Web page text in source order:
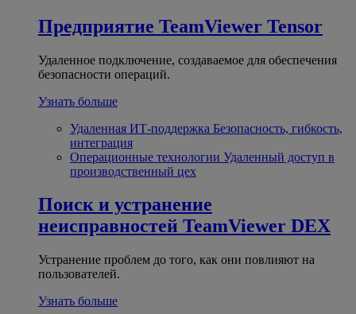
Предприятие TeamViewer Tensor
Удаленное подключение, создаваемое для обеспечения
безопасности операций.
Узнать больше
Удаленная ИТ-поддержка Безопасность, гибкость,
интеграция
Операционные технологии Удаленный доступ в
производственный цех
Поиск и устранение
неисправностей TeamViewer DEX
Устранение проблем до того, как они повлияют на
пользователей.
Узнать больше